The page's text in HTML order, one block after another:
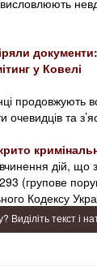
у Ковелі
продовжують
очевидців та
дій, що
(групове
Кодексу
текст і